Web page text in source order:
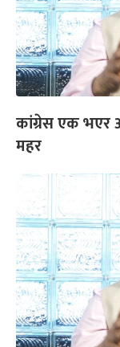
कांग्रेस एक भएर
महर